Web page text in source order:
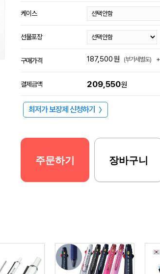
케이스
선물포장
구매가격 187,500원 (부가세별도) +
결제금액 209,550원
최저가 보장제 신청하기 〉
주문하기 장바구니